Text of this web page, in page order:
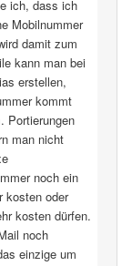
ich, dass ich
Mobilnummer
damit zum
kann man bei
erstellen,
kommt
Portierungen
man nicht
noch ein
kosten oder
kosten dürfen.
noch
einzige um